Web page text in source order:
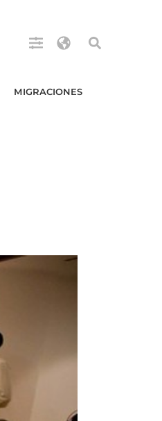
MIGRACIONES